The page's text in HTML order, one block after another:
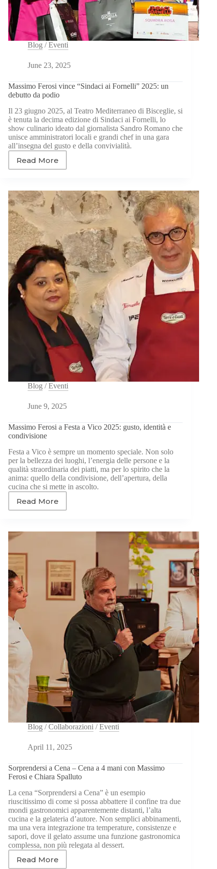
Blog /Eventi
June 23, 2025
Massimo Ferosi vince “Sindaci ai Fornelli” 2025: un
debutto da podio
Il 23 giugno 2025, al Teatro Mediterraneo di Bisceglie, si
è tenuta la decima edizione di Sindaci ai Fornelli, lo
show culinario ideato dal giornalista Sandro Romano che
unisce amministratori locali e grandi chef in una gara
all’insegna del gusto e della convivialità.
Read More
Massimo
“Sindaci
ai
Fornelli”
2025:
un
debutto
da
podio
Blog /Eventi
June 9, 2025
Massimo Ferosi a Festa a Vico 2025: gusto, identità e
condivisione
Festa a Vico è sempre un momento speciale. Non solo
per la bellezza dei luoghi, l’energia delle persone e la
qualità straordinaria dei piatti, ma per lo spirito che la
anima: quello della condivisione, dell’apertura, della
cucina che si mette in ascolto.
Read More
Massimo
Festa
2025:
gusto,
identità
condivisione
Blog /Collaborazioni /Eventi
April 11, 2025
Sorprendersi a Cena – Cena a 4 mani con Massimo
Ferosi e Chiara Spalluto
La cena “Sorprendersi a Cena” è un esempio
riuscitissimo di come si possa abbattere il confine tra due
mondi gastronomici apparentemente distanti, l’alta
cucina e la gelateria d’autore. Non semplici abbinamenti,
ma una vera integrazione tra temperature, consistenze e
sapori, dove il gelato assume una funzione gastronomica
complessa, non più relegata al dessert.
Read MoreSorprendersi